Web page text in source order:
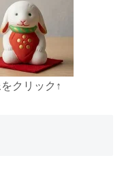
クリック↑